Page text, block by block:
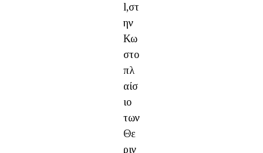
l,στ
ην
Κω
στο
πλ
αίσ
ιο
των
Θε
ριν